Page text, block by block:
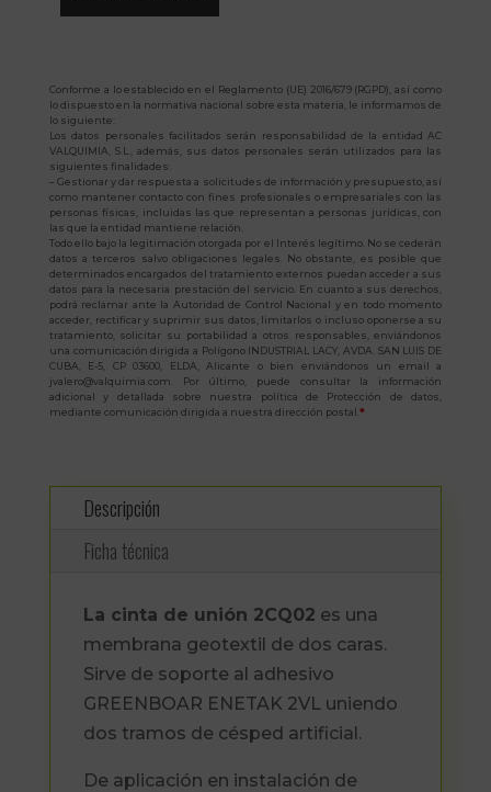
Conforme a lo establecido en el Reglamento (UE) 2016/679 (RGPD), así como
lo dispuesto en la normativa nacional sobre esta materia, le informamos de
lo siguiente:
Los datos personales facilitados serán responsabilidad de la entidad AC
VALQUIMIA, S.L., además, sus datos personales serán utilizados para las
siguientes finalidades:
– Gestionar y dar respuesta a solicitudes de información y presupuesto, así
como mantener contacto con fines profesionales o empresariales con las
personas físicas, incluidas las que representan a personas jurídicas, con
las que la entidad mantiene relación.
Todo ello bajo la legitimación otorgada por el Interés legítimo. No se cederán
datos a terceros salvo obligaciones legales. No obstante, es posible que
determinados encargados del tratamiento externos puedan acceder a sus
datos para la necesaria prestación del servicio. En cuanto a sus derechos,
podrá reclamar ante la Autoridad de Control Nacional y en todo momento
acceder, rectificar y suprimir sus datos, limitarlos o incluso oponerse a su
tratamiento, solicitar su portabilidad a otros responsables, enviándonos
una comunicación dirigida a Polígono INDUSTRIAL LACY, AVDA. SAN LUIS DE
CUBA, E-5, CP 03600, ELDA, Alicante o bien enviándonos un email a
jvalero@valquimia.com. Por último, puede consultar la información
adicional y detallada sobre nuestra política de Protección de datos,
mediante comunicación dirigida a nuestra dirección postal. *
Descripción
Ficha técnica
La cinta de unión 2CQ02 es una
membrana geotextil de dos caras.
Sirve de soporte al adhesivo
GREENBOAR ENETAK 2VL uniendo
dos tramos de césped artificial.
De aplicación en instalación de